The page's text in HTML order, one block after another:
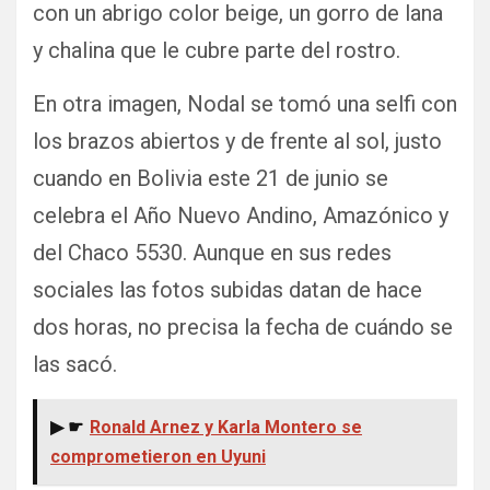
con un abrigo color beige, un gorro de lana
y chalina que le cubre parte del rostro.
En otra imagen, Nodal se tomó una selfi con
los brazos abiertos y de frente al sol, justo
cuando en Bolivia este 21 de junio se
celebra el Año Nuevo Andino, Amazónico y
del Chaco 5530. Aunque en sus redes
sociales las fotos subidas datan de hace
dos horas, no precisa la fecha de cuándo se
las sacó.
▶ ☛ Ronald Arnez y Karla Montero se
comprometieron en Uyuni